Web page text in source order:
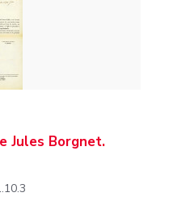
Jules Borgnet.